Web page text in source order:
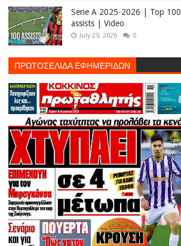
Serie A 2025-2026 | Top 100
assists | Video
July 29, 2026 0
ΠΡΩΤΟΣΕΛΙΔΑ ΕΦΗΜΕΡΙΔΩΝ